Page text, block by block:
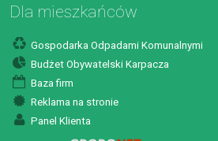
Dla mieszkańców
Gospodarka Odpadami Komunalnymi
Budżet Obywatelski Karpacza
Baza firm
Reklama na stronie
Panel Klienta